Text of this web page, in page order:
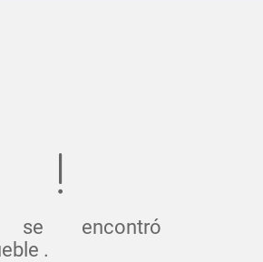
se encontró
.